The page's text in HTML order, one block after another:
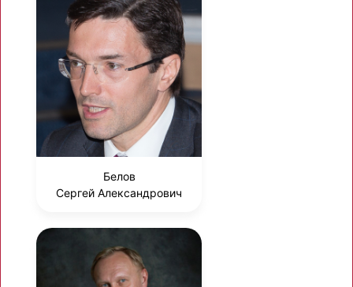
Белов
Сергей Александрович